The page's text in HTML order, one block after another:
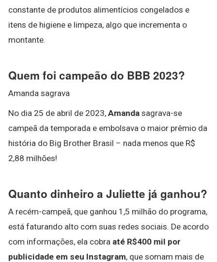
constante de produtos alimentícios congelados e
itens de higiene e limpeza, algo que incrementa o
montante.
Quem foi campeão do BBB 2023?
Amanda sagrava
No dia 25 de abril de 2023, Amanda sagrava-se
campeã da temporada e embolsava o maior prêmio da
história do Big Brother Brasil – nada menos que R$
2,88 milhões!
Quanto dinheiro a Juliette já ganhou?
A recém-campeã, que ganhou 1,5 milhão do programa,
está faturando alto com suas redes sociais. De acordo
com informações, ela cobra até R$400 mil por
publicidade em seu Instagram, que somam mais de